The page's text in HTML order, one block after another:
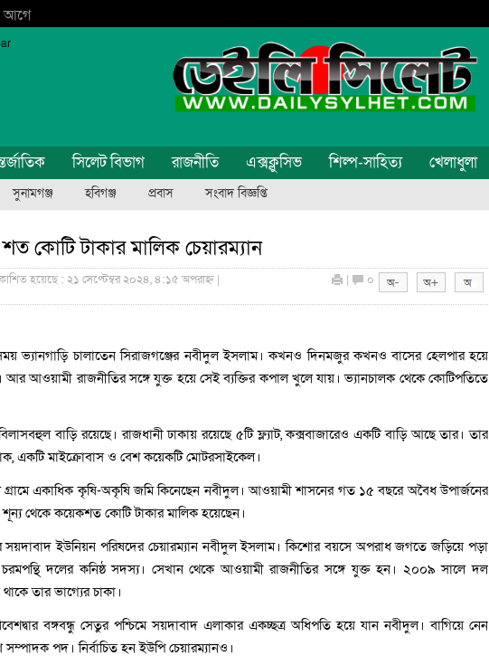
আগে
সিলেট বিভাগ রাজনীতি এক্সক্লুসিভ শিল্প-সাহিত্য খেলাধুলা
সুনামগঞ্জ হবিগঞ্জ প্রবাস সংবাদ বিজ্ঞপ্তি
কোটি টাকার মালিক চেয়ারম্যান
হয়েছে : ২১ সেপ্টেম্বর ২০২৪, ৪:১৫ অপরাহ্ন |
| ০
ভ্যানগাড়ি চালাতেন সিরাজগঞ্জের নবীদুল ইসলাম। কখনও দিনমজুর কখনও বাসের হেলপার হয়ে
আর আওয়ামী রাজনীতির সঙ্গে যুক্ত হয়ে সেই ব্যক্তির কপাল খুলে যায়। ভ্যানচালক থেকে কোটিপতিতে
বাড়ি রয়েছে। রাজধানী ঢাকায় রয়েছে ৫টি ফ্ল্যাট, কক্সবাজারেও একটি বাড়ি আছে তার। তার
একটি মাইক্রোবাস ও বেশ কয়েকটি মোটরসাইকেল।
গ্রামে একাধিক কৃষি-অকৃষি জমি কিনেছেন নবীদুল। আওয়ামী শাসনের গত ১৫ বছরে অবৈধ উপার্জনের
থেকে কয়েকশত কোটি টাকার মালিক হয়েছেন।
ইউনিয়ন পরিষদের চেয়ারম্যান নবীদুল ইসলাম। কিশোর বয়সে অপরাধ জগতে জড়িয়ে পড়া
দলের কনিষ্ঠ সদস্য। সেখান থেকে আওয়ামী রাজনীতির সঙ্গে যুক্ত হন। ২০০৯ সালে দল
তার ভাগ্যের চাকা।
বঙ্গবন্ধু সেতুর পশ্চিমে সয়দাবাদ এলাকার একচ্ছত্র অধিপতি হয়ে যান নবীদুল। বাগিয়ে নেন
পদ। নির্বাচিত হন ইউপি চেয়ারম্যানও।